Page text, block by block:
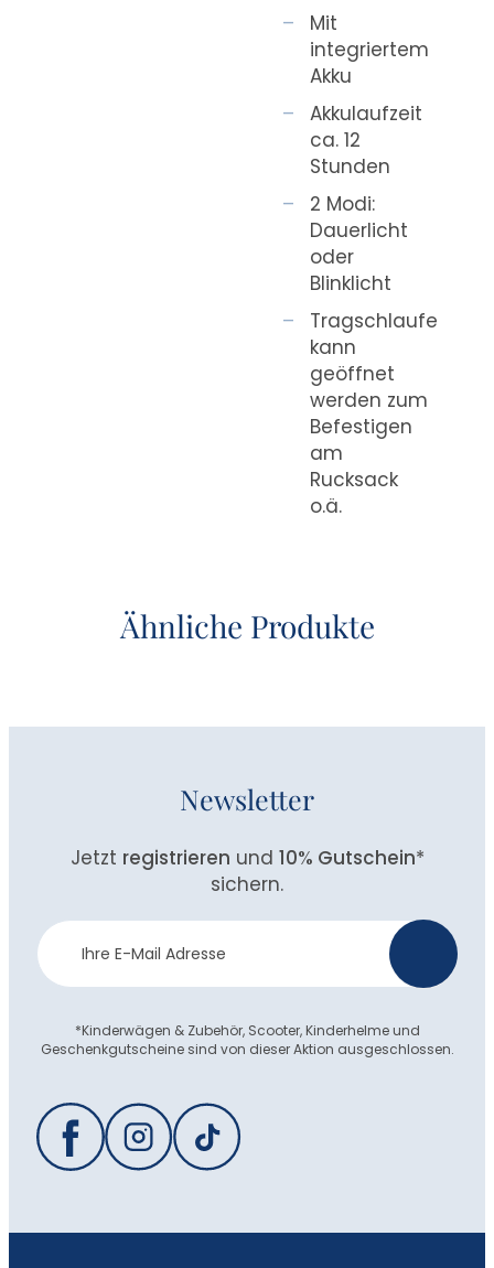
Mit
integriertem
Akku
Akkulaufzeit
ca. 12
Stunden
2 Modi:
Dauerlicht
oder
Blinklicht
Tragschlaufe
kann
geöffnet
werden zum
Befestigen
am
Rucksack
o.ä.
Ähnliche Produkte
Newsletter
Jetzt registrieren und 10% Gutschein*
sichern.
Newsletter
Anmeldung
*Kinderwägen & Zubehör, Scooter, Kinderhelme und
Geschenkgutscheine sind von dieser Aktion ausgeschlossen.